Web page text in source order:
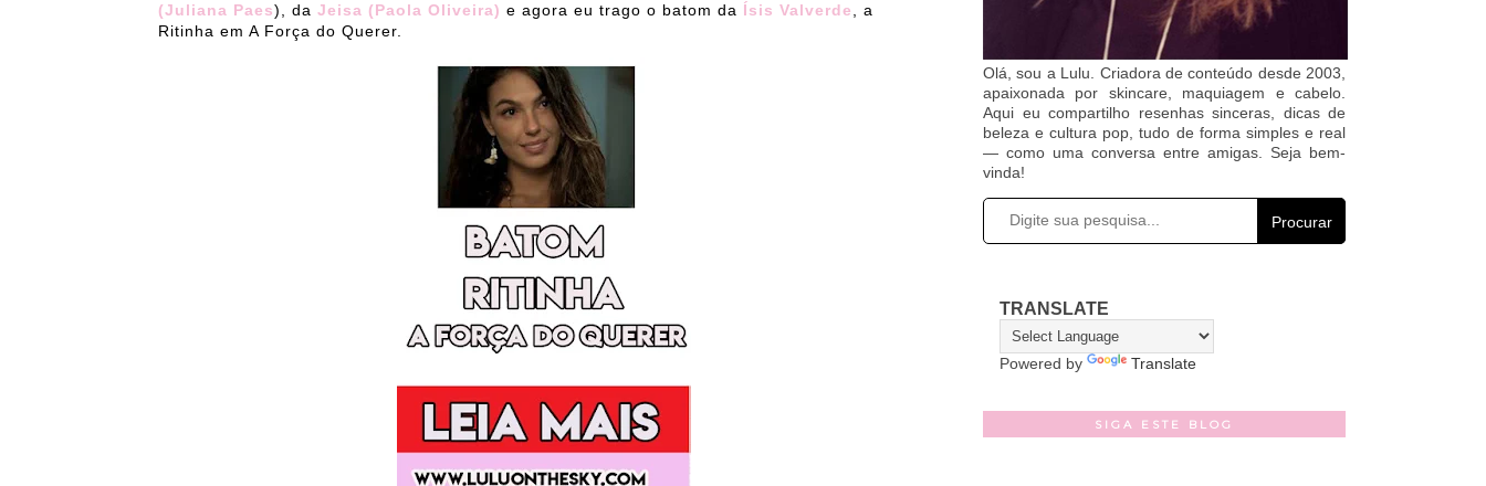
(Juliana Paes), da Jeisa (Paola Oliveira) e agora eu trago o batom da Ísis Valverde
, a
Ritinha em A Força do Querer.
Olá, sou a Lulu. Criadora de conteúdo desde 2003,
apaixonada por skincare, maquiagem e cabelo.
Aqui eu compartilho resenhas sinceras, dicas de
beleza e cultura pop, tudo de forma simples e real
— como uma conversa entre amigas. Seja bem-
vinda!
Procurar
TRANSLATE
Powered by Translate
SIGA ESTE BLOG